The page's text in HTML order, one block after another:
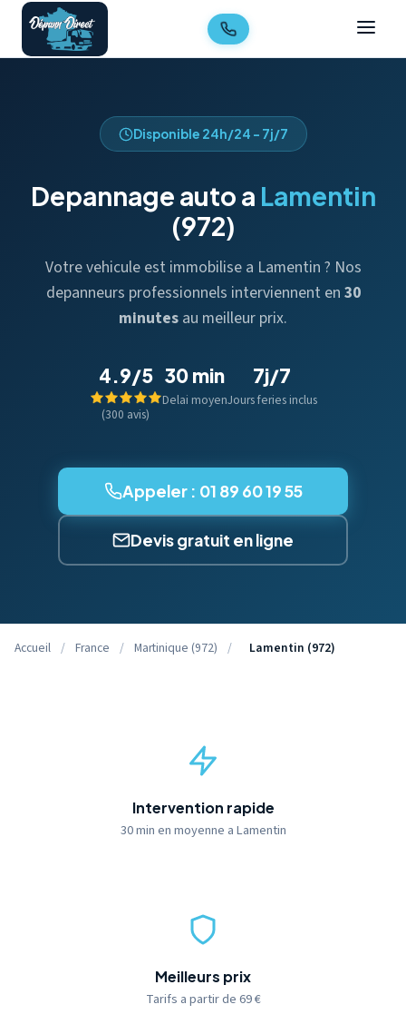
Disponible 24h/24 - 7j/7
Depannage auto a Lamentin
(972)
Votre vehicule est immobilise a Lamentin ? Nos
depanneurs professionnels interviennent en 30
minutes au meilleur prix.
4.9/5
(300 avis)
30 min
Delai moyen
7j/7
Jours feries inclus
Appeler : 01 89 60 19 55
Devis gratuit en ligne
Accueil / France / Martinique (972) / Lamentin (972)
Intervention rapide
30 min en moyenne a Lamentin
Meilleurs prix
Tarifs a partir de 69 €